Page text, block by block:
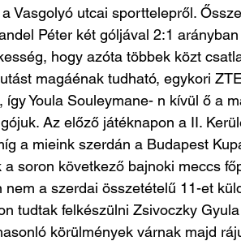
Vasgolyó utcai sporttelepről.
Péter két góljával 2:1 arányban
hogy azóta többek közt
magáénak tudható, egykori
Youla Souleymane- n kívül ő a
Az előző játéknapon a II.
a mieink szerdán a Budapest
soron következő bajnoki meccs
a szerdai összetételű 11-et
tudtak felkészülni Zsivoczky Gyula
körülmények várnak majd